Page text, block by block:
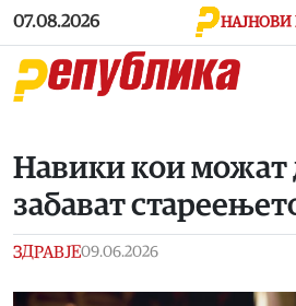
Skip to main content
07.08.2026 НАЈНОВИ
Навики кои можат
забават
ЗДРАВЈЕ09.06.2026